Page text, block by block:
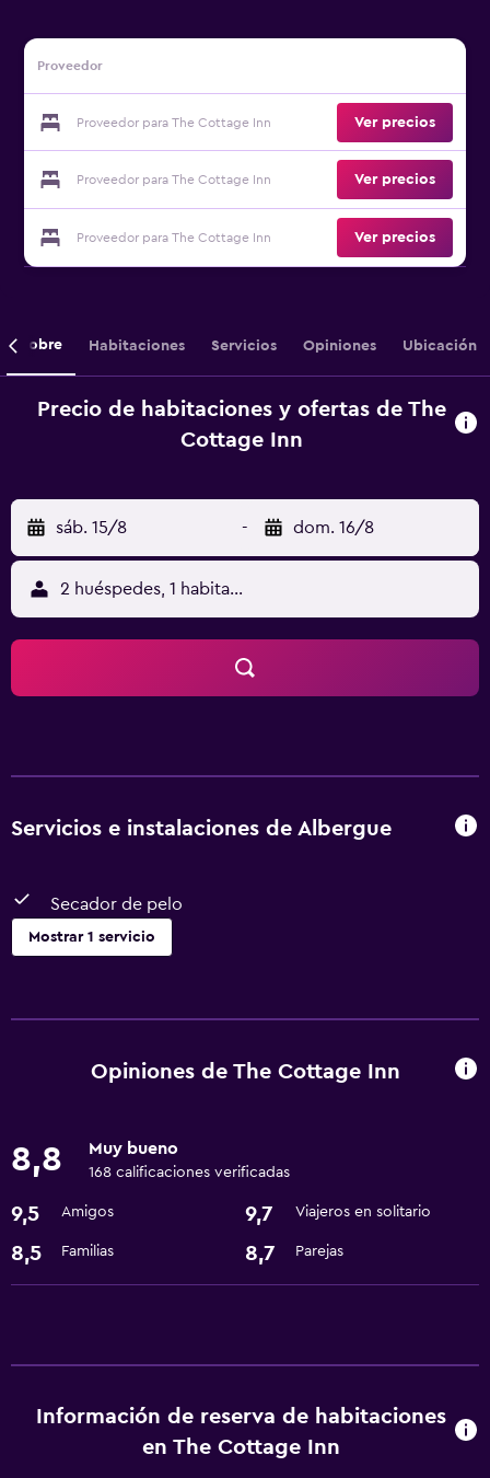
Proveedor
Proveedor para The Cottage Inn Ver precios
Proveedor para The Cottage Inn Ver precios
Proveedor para The Cottage Inn Ver precios
Sobre Habitaciones Servicios Opiniones Ubicación
Precio de habitaciones y ofertas de The
Cottage Inn
sáb. 15/8 - dom. 16/8
2 huéspedes, 1 habitación
Servicios e instalaciones de Albergue
Secador de pelo
Mostrar 1 servicio
Secador de pelo
Opiniones de The Cottage Inn
8,8 Muy bueno
168 calificaciones verificadas
9,5 Amigos 9,7 Viajeros en solitario
8,5 Familias 8,7 Parejas
Información de reserva de habitaciones
en The Cottage Inn